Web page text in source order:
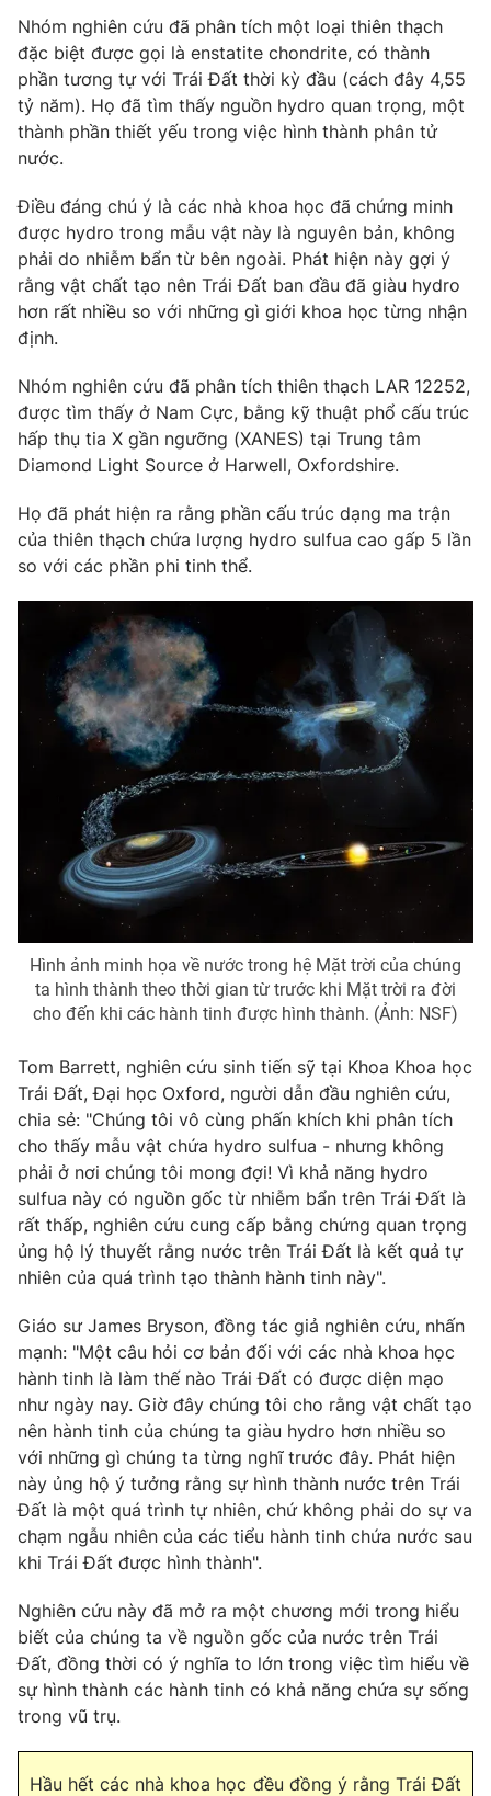
Chất lượng cuộc sống
Tuyển sinh
Học trực tuyến
Công nghệ
Hitech Công nghệ tương lai
Sản phẩm
Tư vấn
Giao lưu trực tuyến
Lịch phát sóng
Chuyên mục khác
Emagazine Podcast
Video Shorts video
VTV Sức khoẻ Bất động sản
Thị trường 24h Tấm lòng Việt
VTV4 Vươn mình bằng AI
VTV9 VTV8
Liên hệ tòa soạn
THỜI BÁO VTV
Theo dõi báo trên
Cơ quan chủ quản: Đài Truyền hình Việt Nam
Cơ quan báo chí:Thời báo VTV
Giấy phép hoạt động báo in và báo điện tử số 483/GP-BTTTT
cấp ngày 29/12/2023
Tổng Biên tập:Vũ Thanh Thủy
Phó Tổng Biên tập:Nguyễn Thị Mỹ Hạnh, Phạm Quốc Thắng,
Nguyễn Trọng Ninh
Tổng đài VTV:024.38 355 931 - 024.38 355 932
Ðiện thoại Thời báo VTV:
024.66 897 897
Email:toasoan@vtv.vn
Liên hệ quảng cáo:024-7300.7108
® Cấm sao chép dưới mọi hình thức nếu không có sự chấp
thuận bằng văn bản. Ghi rõ nguồn VTV.vn khi phát hành lại
thông tin từ website này.
Nhóm nghiên cứu đã phân tích một loại thiên thạch
đặc biệt được gọi là enstatite chondrite, có thành
phần tương tự với Trái Đất thời kỳ đầu (cách đây 4,55
tỷ năm). Họ đã tìm thấy nguồn hydro quan trọng, một
thành phần thiết yếu trong việc hình thành phân tử
nước.
Điều đáng chú ý là các nhà khoa học đã chứng minh
được hydro trong mẫu vật này là nguyên bản, không
phải do nhiễm bẩn từ bên ngoài. Phát hiện này gợi ý
rằng vật chất tạo nên Trái Đất ban đầu đã giàu hydro
hơn rất nhiều so với những gì giới khoa học từng nhận
định.
Nhóm nghiên cứu đã phân tích thiên thạch LAR 12252,
được tìm thấy ở Nam Cực, bằng kỹ thuật phổ cấu trúc
hấp thụ tia X gần ngưỡng (XANES) tại Trung tâm
Diamond Light Source ở Harwell, Oxfordshire.
Họ đã phát hiện ra rằng phần cấu trúc dạng ma trận
của thiên thạch chứa lượng hydro sulfua cao gấp 5 lần
so với các phần phi tinh thể.
Hình ảnh minh họa về nước trong hệ Mặt trời của chúng
ta hình thành theo thời gian từ trước khi Mặt trời ra đời
cho đến khi các hành tinh được hình thành. (Ảnh: NSF)
Tom Barrett, nghiên cứu sinh tiến sỹ tại Khoa Khoa học
Trái Đất, Đại học Oxford, người dẫn đầu nghiên cứu,
chia sẻ: "Chúng tôi vô cùng phấn khích khi phân tích
cho thấy mẫu vật chứa hydro sulfua - nhưng không
phải ở nơi chúng tôi mong đợi! Vì khả năng hydro
sulfua này có nguồn gốc từ nhiễm bẩn trên Trái Đất là
rất thấp, nghiên cứu cung cấp bằng chứng quan trọng
ủng hộ lý thuyết rằng nước trên Trái Đất là kết quả tự
nhiên của quá trình tạo thành hành tinh này".
Giáo sư James Bryson, đồng tác giả nghiên cứu, nhấn
mạnh: "Một câu hỏi cơ bản đối với các nhà khoa học
hành tinh là làm thế nào Trái Đất có được diện mạo
như ngày nay. Giờ đây chúng tôi cho rằng vật chất tạo
nên hành tinh của chúng ta giàu hydro hơn nhiều so
với những gì chúng ta từng nghĩ trước đây. Phát hiện
này ủng hộ ý tưởng rằng sự hình thành nước trên Trái
Đất là một quá trình tự nhiên, chứ không phải do sự va
chạm ngẫu nhiên của các tiểu hành tinh chứa nước sau
khi Trái Đất được hình thành".
Nghiên cứu này đã mở ra một chương mới trong hiểu
biết của chúng ta về nguồn gốc của nước trên Trái
Đất, đồng thời có ý nghĩa to lớn trong việc tìm hiểu về
sự hình thành các hành tinh có khả năng chứa sự sống
trong vũ trụ.
Hầu hết các nhà khoa học đều đồng ý rằng Trái Đất